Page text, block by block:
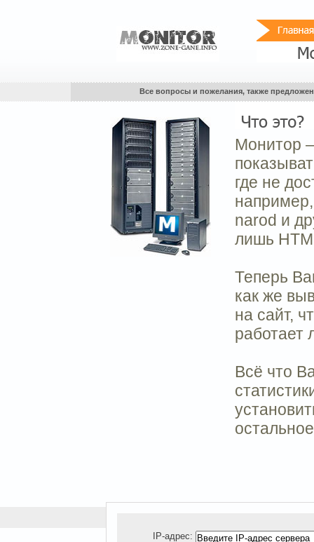
Все вопросы и пожелания, также
Монитор
где не
narod и
лишь
Теперь
как же
на сайт,
работает
Всё что
IP-адрес: